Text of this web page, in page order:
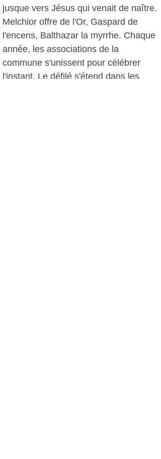
jusque vers Jésus qui venait de naître.
Melchior offre de l'Or, Gaspard de
l'encens, Balthazar la myrrhe. Chaque
année, les associations de la
commune s'unissent pour célébrer
l'instant. Le défilé s'étend dans les